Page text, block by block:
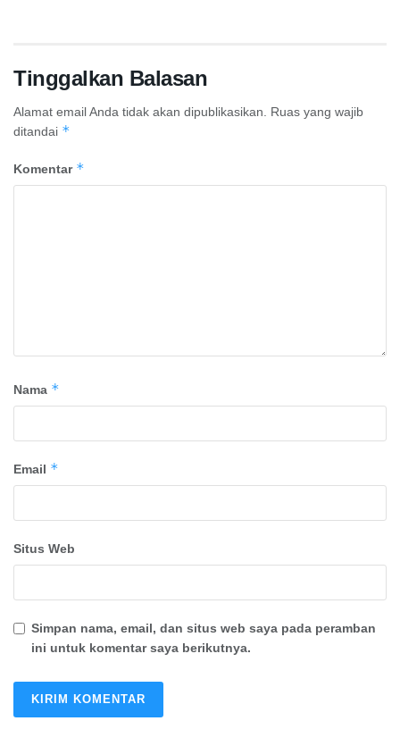
Tinggalkan Balasan
Alamat email Anda tidak akan dipublikasikan.
Ruas yang wajib
ditandai *
Komentar *
Nama *
Email *
Situs Web
Simpan nama, email, dan situs web saya pada peramban
ini untuk komentar saya berikutnya.